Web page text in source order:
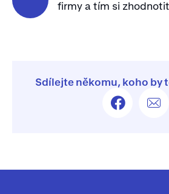
firmy a tím si
Sdílejte někomu, koho by